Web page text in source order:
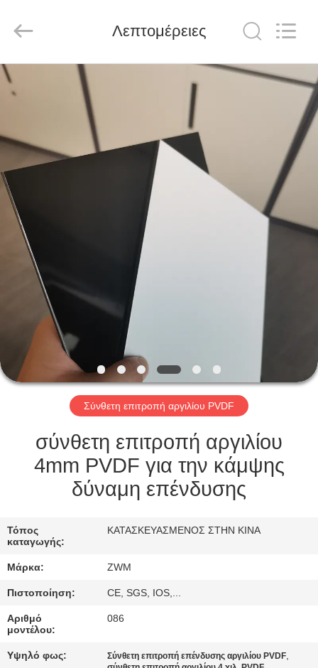
ΣΠΊΤΙ
ΠΡΟΪΌΝΤΑ
ΣΧΕΤΙΚΆ
ΜΕ
ΕΜΆΣ
ΠΕΡΙΟΔΕΊΑ
ΣΤΟ
ΕΡΓΟΣΤΆΣΙΟ
ΈΛΕΓΧΟΣ
ΠΟΙΌΤΗΤΑΣ
ΕΠΙΚΟΙΝΩΝΉΣΤΕ
ΜΑΖΊ
ΜΑΣ
ΥΠΟΘΈΣΕΙΣ
ΖΗΤΉΣΤΕ
ΜΙΑ
Co.,
Reserved.
Λεπτομέρειες
Σύνθετη επιτροπή αργιλίου PVDF
σύνθετη επιτροπή αργιλίου
4mm PVDF για την κάμψης
δύναμη επένδυσης
Τόπος
καταγωγής:
ΚΑΤΑΣΚΕΥΑΣΜΕΝΟΣ ΣΤΗΝ ΚΙΝΑ
Μάρκα: ZWM
Πιστοποίηση: CE, SGS, IOS,...
Αριθμό
μοντέλου:
086
Υψηλό φως: Σύνθετη επιτροπή επένδυσης αργιλίου PVDF,